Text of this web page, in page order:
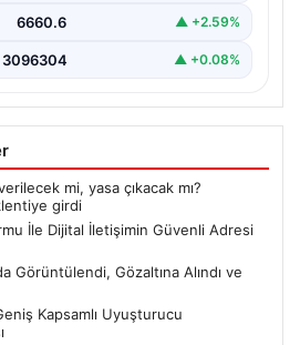
6660.6 ▲ +2.59%
3096304 ▲ +0.08%
mi, yasa çıkacak mı?
girdi
İle Dijital İletişimin Güvenli Adresi
Görüntülendi, Gözaltına Alındı ve
Kapsamlı Uyuşturucu